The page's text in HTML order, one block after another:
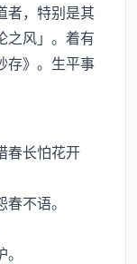
者，特别是其
之风」。着有
存》。生平事
春长怕花开
不语。